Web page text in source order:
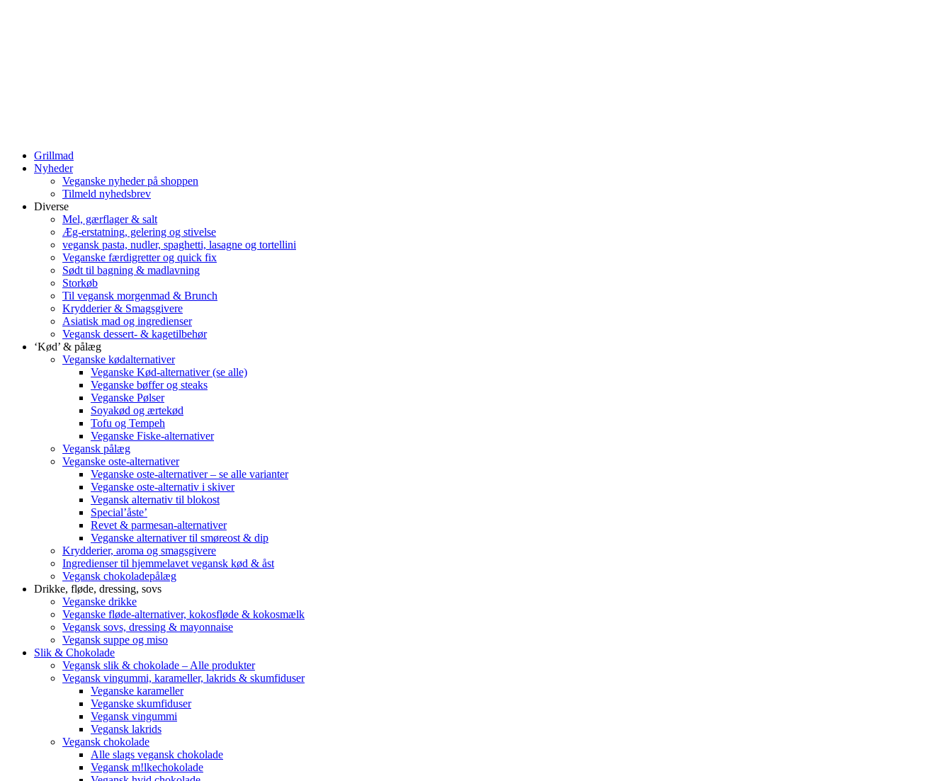
Grillmad
Nyheder
Veganske nyheder på shoppen
Tilmeld nyhedsbrev
Diverse
Mel, gærflager & salt
Æg-erstatning, gelering og stivelse
vegansk pasta, nudler, spaghetti, lasagne og tortellini
Veganske færdigretter og quick fix
Sødt til bagning & madlavning
Storkøb
Til vegansk morgenmad & Brunch
Krydderier & Smagsgivere
Asiatisk mad og ingredienser
Vegansk dessert- & kagetilbehør
‘Kød’ & pålæg
Veganske kødalternativer
Veganske Kød-alternativer (se alle)
Veganske bøffer og steaks
Veganske Pølser
Soyakød og ærtekød
Tofu og Tempeh
Veganske Fiske-alternativer
Vegansk pålæg
Veganske oste-alternativer
Veganske oste-alternativer – se alle varianter
Veganske oste-alternativ i skiver
Vegansk alternativ til blokost
Special’åste’
Revet & parmesan-alternativer
Veganske alternativer til smøreost & dip
Krydderier, aroma og smagsgivere
Ingredienser til hjemmelavet vegansk kød & åst
Vegansk chokoladepålæg
Drikke, fløde, dressing, sovs
Veganske drikke
Veganske fløde-alternativer, kokosfløde & kokosmælk
Vegansk sovs, dressing & mayonnaise
Vegansk suppe og miso
Slik & Chokolade
Vegansk slik & chokolade – Alle produkter
Vegansk vingummi, karameller, lakrids & skumfiduser
Veganske karameller
Veganske skumfiduser
Vegansk vingummi
Vegansk lakrids
Vegansk chokolade
Alle slags vegansk chokolade
Vegansk m!lkechokolade